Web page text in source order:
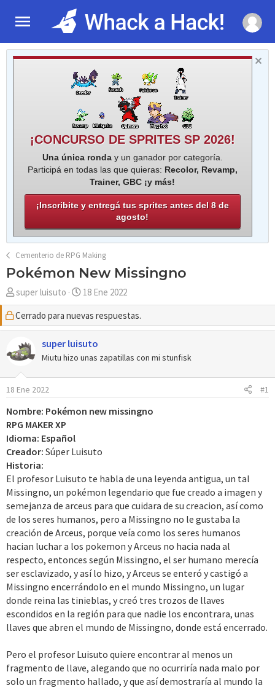
¡CONCURSO DE SPRITES SP 2026!
Una única ronday un ganador por categoría.
Participá en todas las que quieras: Recolor, Revamp,
Trainer, GBC ¡y más!
¡Inscribite y entregá tus sprites antes del 8 de
agosto!
Cementerio de RPG Making
Pokémon New Missingno
A
u
t
o
super luisuto
F
e
c
h
a
d
i
i
o
18 Ene 2022
Cerrado para nuevas respuestas.
super luisuto
Miutu hizo unas zapatillas con mi stunfisk
18 Ene 2022 #1
Nombre: Pokémon new missingno
RPG MAKER XP
Idioma: Español
Creador: Súper Luisuto
Historia:
El profesor Luisuto te habla de una leyenda antigua, un tal
Missingno, un pokémon legendario que fue creado a imagen y
semejanza de arceus para que cuidara de su creacion, así como
de los seres humanos, pero a Missingno no le gustaba la
creación de Arceus, porque veía como los seres humanos
hacian luchar a los pokemon y Arceus no hacia nada al
respecto, entonces según Missingno, el ser humano merecía
ser esclavizado, y así lo hizo, y Arceus se enteró y castigó a
Missingno encerrándolo en el mundo Missingno, un lugar
donde reina las tinieblas, y creó tres trozos de llaves
escondidos en la región para que nadie los encontrara, unas
llaves que abren el mundo de Missingno, donde está encerrado.
Pero el profesor Luisuto quiere encontrar al menos un
fragmento de llave, alegando que no ocurriría nada malo por
solo un fragmento hallado, y que así demostraría al mundo la